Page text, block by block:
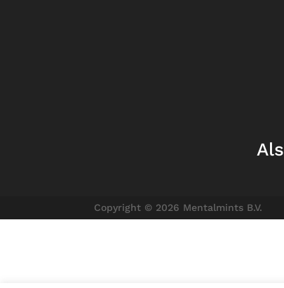
Copyright © 2026 Mentalmints B.V.